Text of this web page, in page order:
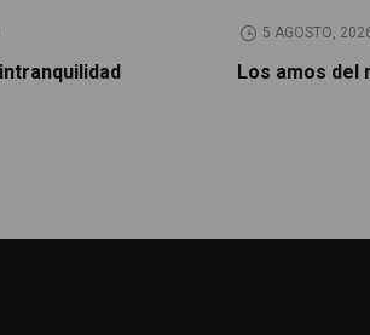
5 AGOSTO,
Los amos del